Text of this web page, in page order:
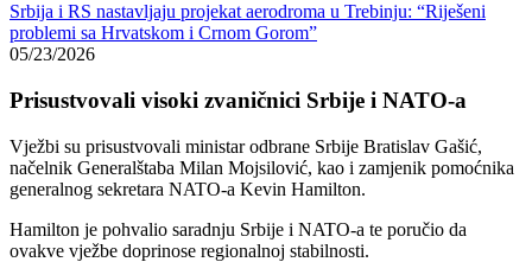
Srbija i RS nastavljaju projekat aerodroma u Trebinju: “Riješeni
problemi sa Hrvatskom i Crnom Gorom”
05/23/2026
Prisustvovali visoki zvaničnici Srbije i NATO-a
Vježbi su prisustvovali ministar odbrane Srbije Bratislav Gašić,
načelnik Generalštaba Milan Mojsilović, kao i zamjenik pomoćnika
generalnog sekretara NATO-a Kevin Hamilton.
Hamilton je pohvalio saradnju Srbije i NATO-a te poručio da
ovakve vježbe doprinose regionalnoj stabilnosti.